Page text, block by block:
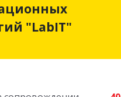
"LabIT""LabIT"